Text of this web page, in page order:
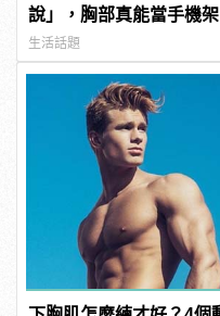
說」，胸部真能當手機
男
生活話題